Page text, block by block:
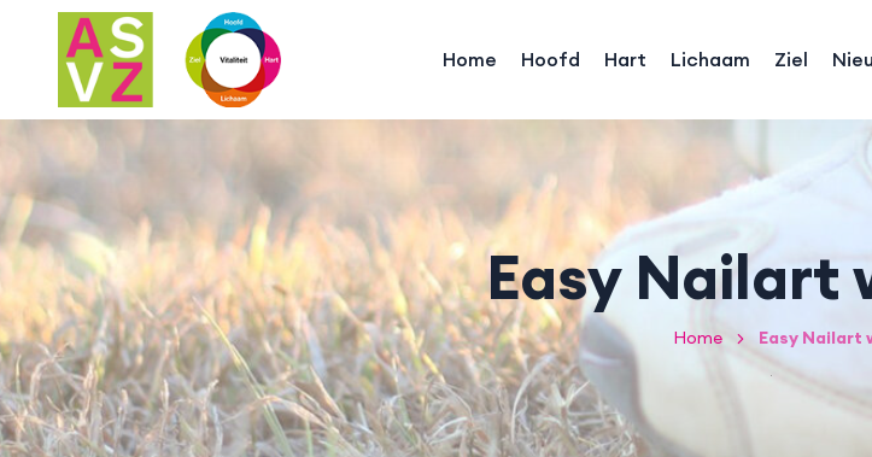
Home Hoofd Hart Lichaam Ziel
Easy Nailart
Home Easy Nailart